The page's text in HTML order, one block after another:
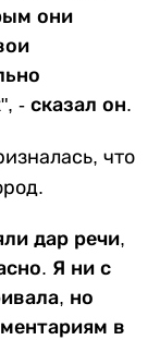
они
- сказал он.
что
дар речи,
Я ни с
но
в